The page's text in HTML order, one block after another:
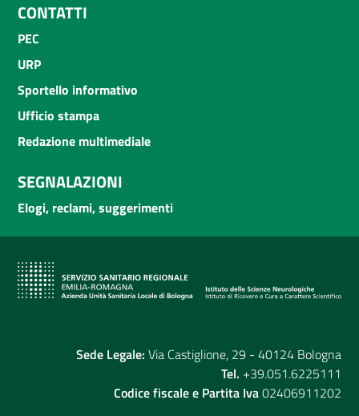
CONTATTI
PEC
URP
Sportello informativo
Ufficio stampa
Redazione multimediale
SEGNALAZIONI
Elogi, reclami, suggerimenti
Sede Legale: Via Castiglione, 29 - 40124 Bologna
Tel. +39.051.6225111
Codice fiscale e Partita Iva02406911202